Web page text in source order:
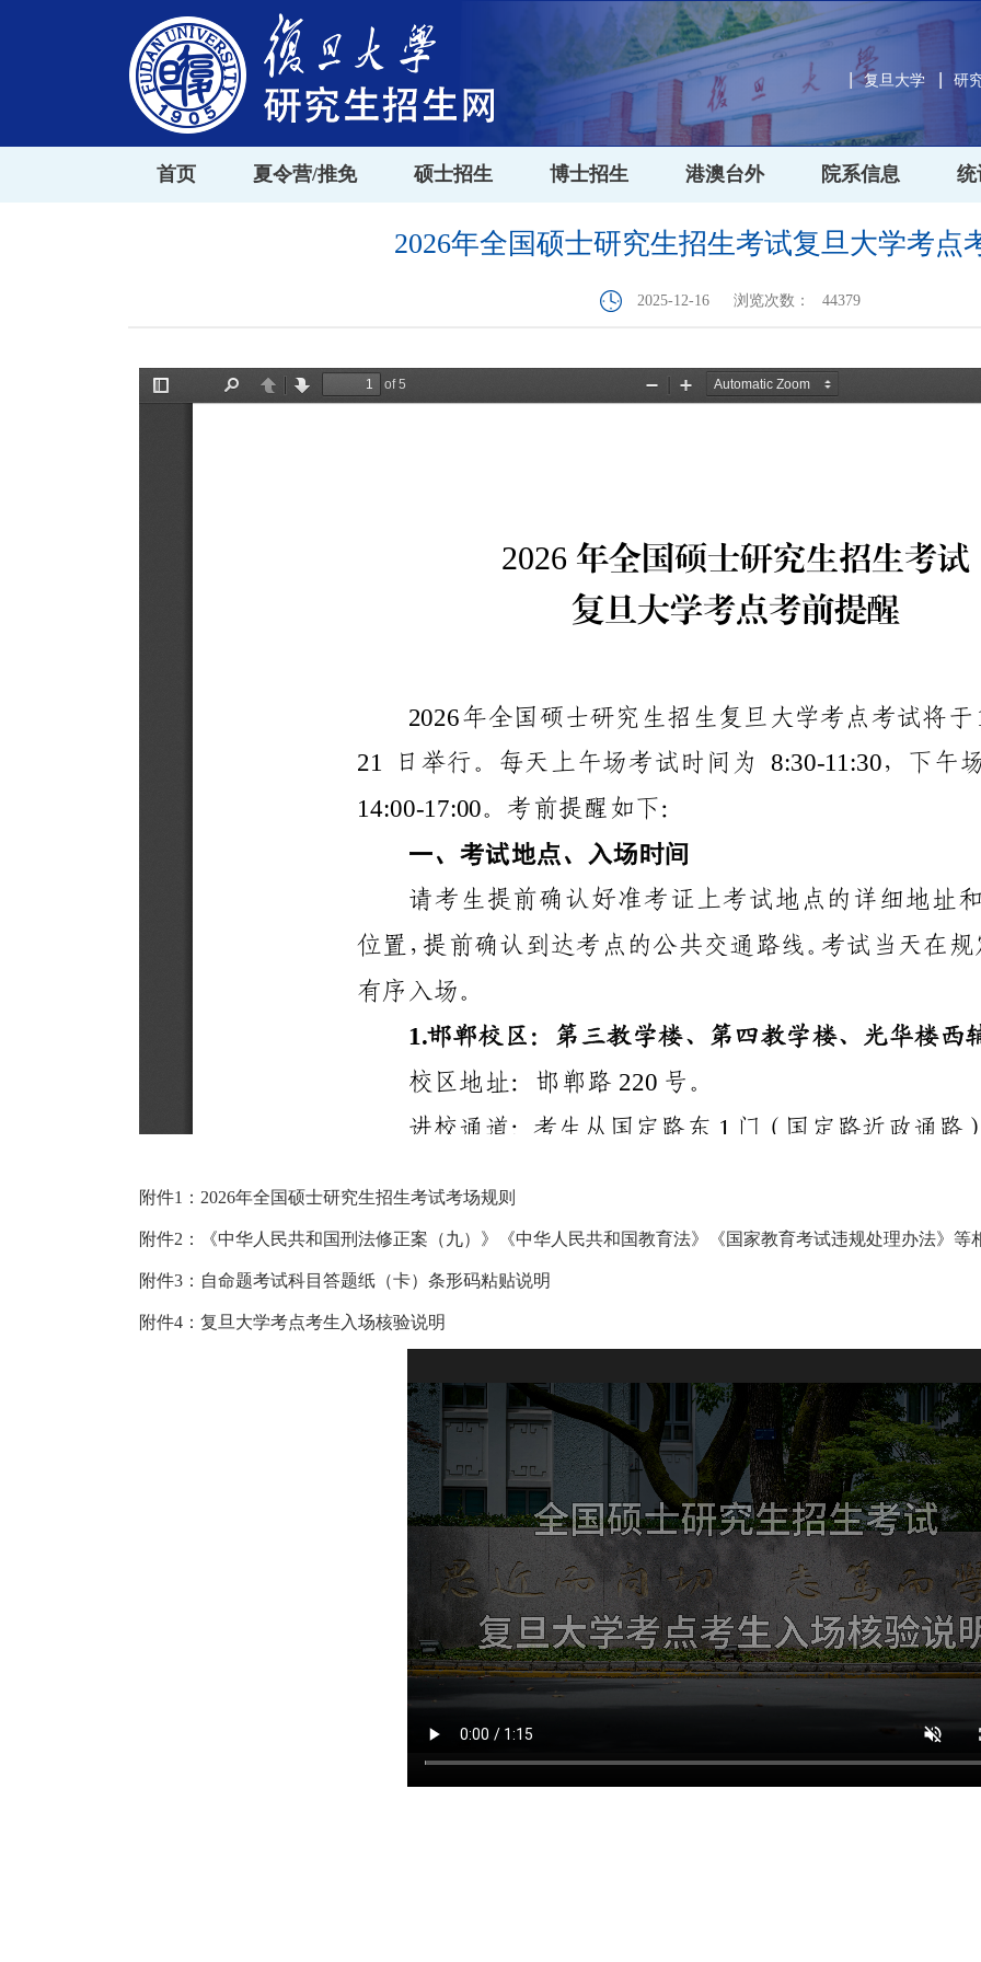
复旦大学 研
首页 夏令营/推免 硕士招生 博士招生 港澳台外 院系信息 统
2026年全国硕士研究生招生考试复旦大学考点
2025-12-16 浏览次数： 44379
附件1 ： 2026年全国硕士研究生招生考试考场规则
附件2 ：《中华人民共和国刑法修正案（九）》《中华人民共和国教育法》《国家教育考试违规处理办法》等
附件3 ：自命题考试科目答题纸（卡）条形码粘贴说明
附件4 ：复旦大学考点考生入场核验说明